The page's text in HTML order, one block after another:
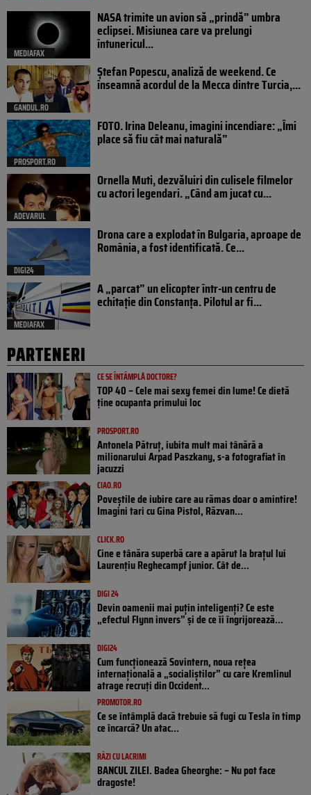
MEDIAFAX
NASA trimite un avion să „prindă” umbra
eclipsei. Misiunea care va prelungi
întunericul...
GANDUL.RO
Ștefan Popescu, analiză de weekend. Ce
înseamnă acordul de la Mecca dintre Turcia,...
PROSPORT.RO
FOTO. Irina Deleanu, imagini incendiare: „Îmi
place să fiu cât mai naturală”
ADEVARUL
Ornella Muti, dezvăluiri din culisele filmelor
cu actori legendari. „Când am jucat cu...
DIGI24
Drona care a explodat în Bulgaria, aproape de
România, a fost identificată. Ce...
MEDIAFAX
A „parcat” un elicopter într-un centru de
echitație din Constanța. Pilotul ar fi...
PARTENERI
CE SE ÎNTÂMPLĂ DOCTORE?
TOP 40 – Cele mai sexy femei din lume! Ce dietă
ține ocupanta primului loc
PROSPORT.RO
Antonela Pătruț, iubita mult mai tânără a
milionarului Arpad Paszkany, s-a fotografiat în
jacuzzi
CIAO.RO
Poveştile de iubire care au rămas doar o amintire!
Imagini tari cu Gina Pistol, Răzvan...
CLICK.RO
Cine e tânăra superbă care a apărut la brațul lui
Laurențiu Reghecampf junior. Cât de...
DIGI 24
Devin oamenii mai puțin inteligenți? Ce este
„efectul Flynn invers” și de ce îi îngrijorează...
DIGI24
Cum funcționează Sovintern, noua rețea
internațională a „socialiștilor” cu care Kremlinul
atrage recruți din Occident...
PROMOTOR.RO
Ce se întâmplă dacă trebuie să fugi cu Tesla în timp
ce încarcă? Un atac...
RÂZI CU LACRIMI
BANCUL ZILEI. Badea Gheorghe: – Nu pot face
dragoste!